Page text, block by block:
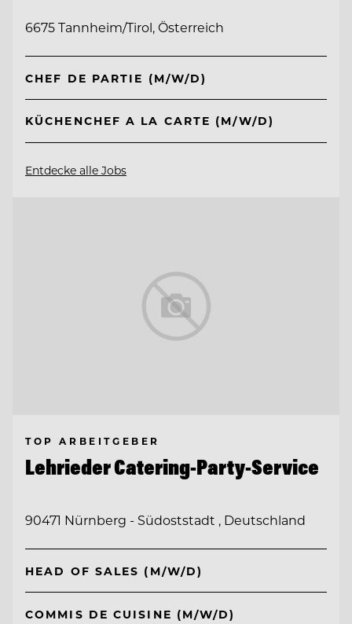
6675 Tannheim/Tirol, Österreich
CHEF DE PARTIE (M/W/D)
KÜCHENCHEF A LA CARTE (M/W/D)
Entdecke alle Jobs
TOP ARBEITGEBER
Lehrieder Catering-Party-Service
90471 Nürnberg - Südoststadt , Deutschland
HEAD OF SALES (M/W/D)
COMMIS DE CUISINE (M/W/D)